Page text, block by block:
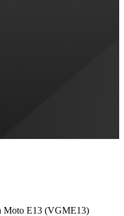
Moto E13 (VGME13)